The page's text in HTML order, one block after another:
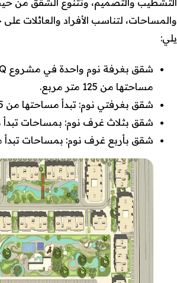
التشطيب والتصميم، وتتنوع الشقق من
والمساحات، لتناسب الأفراد والعائلات
يلي:
مساحتها من 125 متر مربع.
شقق بغرفتي نوم: تبدأ مساحتها من 125 متر مربع.
شقق بثلاث غرف نوم: بمساحات تبدأ من 150 متر
شقق بأربع غرف نوم: بمساحات تبدأ من 203 متر